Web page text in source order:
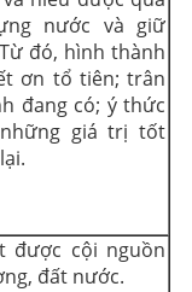
nước và giữ
đó, hình thành
ơn tổ tiên; trân
đang có; ý thức
giá trị tốt
được cội nguồn
đất nước.